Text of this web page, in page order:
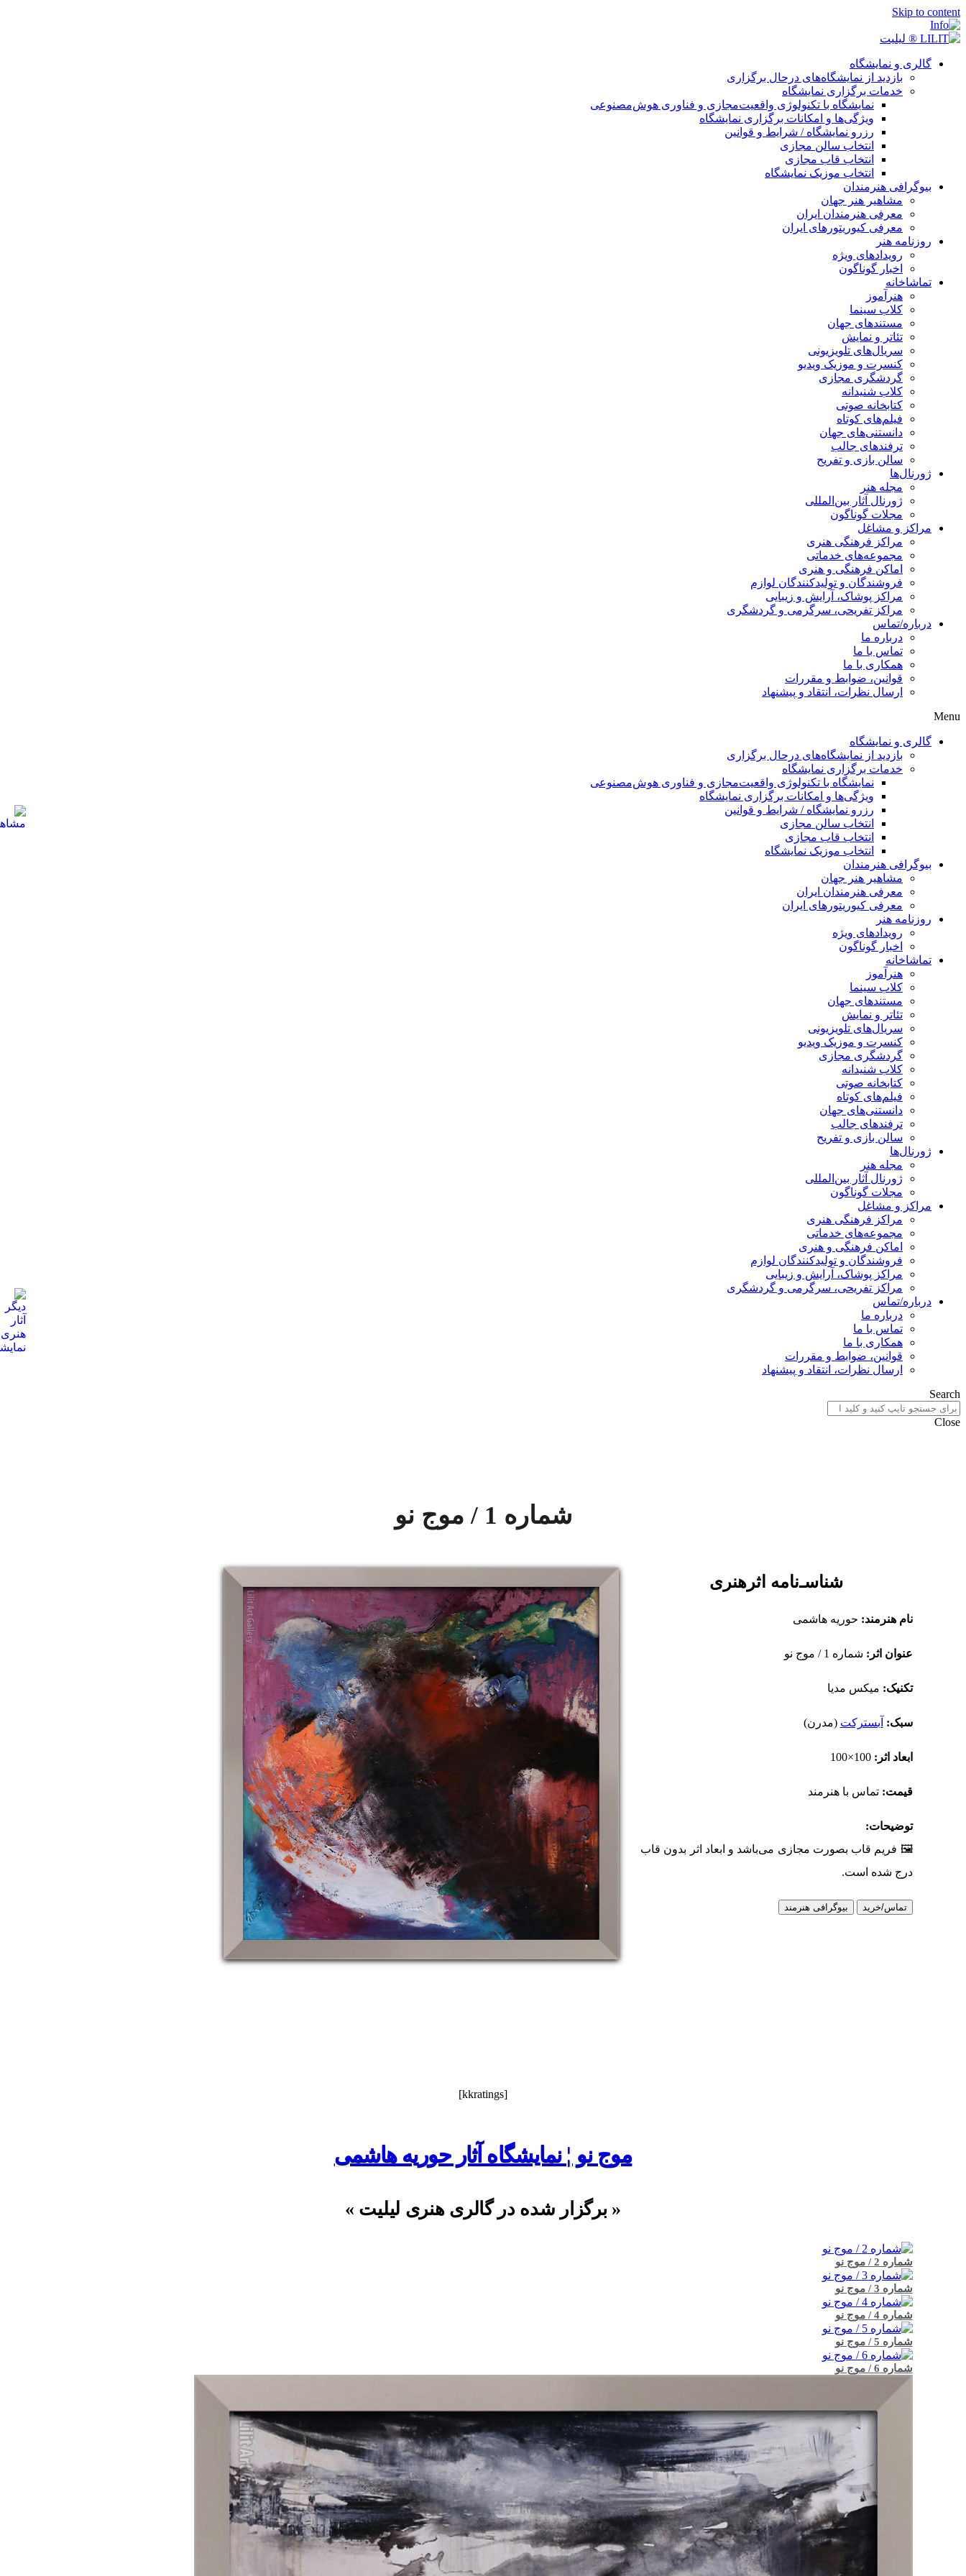
Skip to content
گالری و نمایشگاه
بازدید از نمایشگاه‌های درحال برگزاری
خدمات برگزاری نمایشگاه
نمایشگاه با تکنولوژی واقعیت‌مجازی و فناوری هوش‌مصنوعی
ویژگی‌ها و امکانات برگزاری نمایشگاه
رزرو نمایشگاه / شرایط و قوانین
انتخاب سالن مجازی
انتخاب قاب مجازی
انتخاب موزیک نمایشگاه
بیوگرافی هنرمندان
مشاهیر هنر جهان
معرفی هنرمندان ایران
معرفی کیوریتورهای ایران
روزنامه هنر
رویدادهای ویژه
اخبار گوناگون
تماشاخانه
هنرآموز
کلاب سینما
مستندهای جهان
تئاتر و نمایش
سریال‌های تلویزیونی
کنسرت و موزیک ویدیو
گردشگری مجازی
کلاب شنیدانه
کتابخانه صوتی
فیلم‌های کوتاه
دانستنی‌های جهان
ترفندهای جالب
سالن بازی و تفریح
ژورنال‌ها
مجله هنر
ژورنال آثار بین‌المللی
مجلات گوناگون
مراکز و مشاغل
مراکز فرهنگی هنری
مجموعه‌های خدماتی
اماکن فرهنگی و هنری
فروشندگان و تولیدکنندگان لوازم
مراکز پوشاک، آرایش و زیبایی
مراکز تفریحی، سرگرمی و گردشگری
درباره/تماس
درباره ما
تماس با ما
همکاری با ما
قوانین، ضوابط و مقررات
ارسال نظرات، انتقاد و پیشنهاد
Menu
گالری و نمایشگاه
بازدید از نمایشگاه‌های درحال برگزاری
خدمات برگزاری نمایشگاه
نمایشگاه با تکنولوژی واقعیت‌مجازی و فناوری هوش‌مصنوعی
ویژگی‌ها و امکانات برگزاری نمایشگاه
رزرو نمایشگاه / شرایط و قوانین
انتخاب سالن مجازی
انتخاب قاب مجازی
انتخاب موزیک نمایشگاه
بیوگرافی هنرمندان
مشاهیر هنر جهان
معرفی هنرمندان ایران
معرفی کیوریتورهای ایران
روزنامه هنر
رویدادهای ویژه
اخبار گوناگون
تماشاخانه
هنرآموز
کلاب سینما
مستندهای جهان
تئاتر و نمایش
سریال‌های تلویزیونی
کنسرت و موزیک ویدیو
گردشگری مجازی
کلاب شنیدانه
کتابخانه صوتی
فیلم‌های کوتاه
دانستنی‌های جهان
ترفندهای جالب
سالن بازی و تفریح
ژورنال‌ها
مجله هنر
ژورنال آثار بین‌المللی
مجلات گوناگون
مراکز و مشاغل
مراکز فرهنگی هنری
مجموعه‌های خدماتی
اماکن فرهنگی و هنری
فروشندگان و تولیدکنندگان لوازم
مراکز پوشاک، آرایش و زیبایی
مراکز تفریحی، سرگرمی و گردشگری
درباره/تماس
درباره ما
تماس با ما
همکاری با ما
قوانین، ضوابط و مقررات
ارسال نظرات، انتقاد و پیشنهاد
Search
Close
شماره 1 / موج نو
شناسـ‌نامه اثرهنری
نام هنرمند: حوریه هاشمی
عنوان اثر: شماره 1 / موج نو
تکنیک: میکس مدیا
سبک: آبسترکت (مدرن)
ابعاد اثر:100×100
قیمت:تماس با هنرمند
توضیحات:
🖼 فریم قاب بصورت مجازی می‌باشد و ابعاد اثر بدون قاب
درج شده است.
تماس/خرید بیوگرافی هنرمند
[kkratings]
موج نو ¦ نمایشگاه آثار حوریه هاشمی
« برگزار شده در گالری هنری لیلیت »
شماره 2 / موج نو
شماره 3 / موج نو
شماره 4 / موج نو
شماره 5 / موج نو
شماره 6 / موج نو